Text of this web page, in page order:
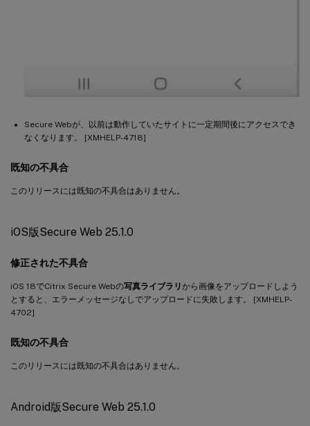
Secure Webが、以前は動作していたサイトに一定期間後にアクセスでき
なくなります。 [XMHELP-4718]
既知の不具合
このリリースには既知の不具合はありません。
iOS版Secure Web 25.1.0
修正された不具合
iOS 18でCitrix Secure Webの写真ライブラリから画像をアップロードしよう
とすると、エラーメッセージなしでアップロードに失敗します。 [XMHELP-
4702]
既知の不具合
このリリースには既知の不具合はありません。
Android版Secure Web 25.1.0